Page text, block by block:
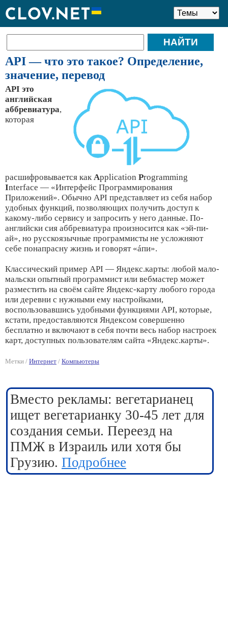
API — что это такое? Определение,
значение, перевод
API это
английская
аббревиатура,
которая
расшифровывается какApplication Programming
Interface — «Интерфейс Программирования
Приложений». Обычно API представляет из себя набор
удобных функций, позволяющих получить доступ к
какому-либо сервису и запросить у него данные. По-
английски сия аббревиатура произносится как «эй-пи-
ай», но русскоязычные программисты не усложняют
себе понапрасну жизнь и говорят «áпи».
Классический пример API — Яндекс.карты: любой мало-
мальски опытный программист или вебмастер может
разместить на своём сайте Яндекс-карту любого города
или деревни с нужными ему настройками,
воспользовавшись удобными функциями API, которые,
кстати, предоставляются Яндексом совершенно
бесплатно и включают в себя почти весь набор настроек
карт, доступных пользователям сайта «Яндекс.карты».
Метки / Интернет / Компьютеры
Вместо рекламы: вегетарианец
ищет вегетарианку 30-45 лет для
создания семьи. Переезд на
ПМЖ в Израиль или хотя бы
Грузию. Подробнее